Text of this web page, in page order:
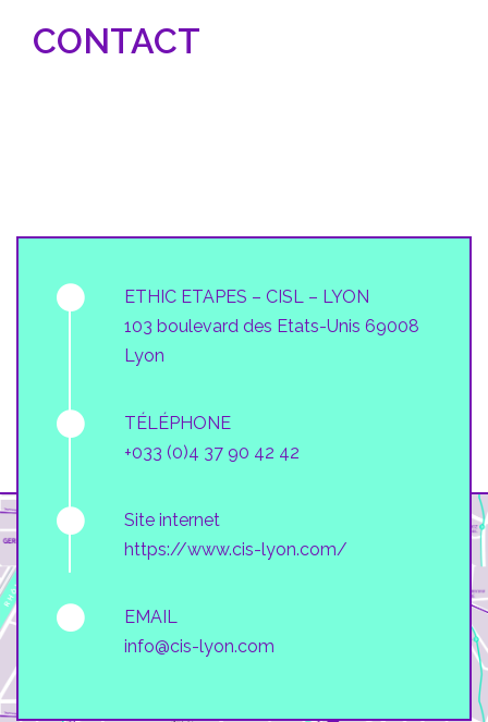
CONTACT
ETHIC ETAPES – CISL – LYON
103 boulevard des Etats-Unis 69008
Lyon
TÉLÉPHONE
+033 (0)4 37 90 42 42
Site internet
https://www.cis-lyon.com/
EMAIL
info@cis-lyon.com